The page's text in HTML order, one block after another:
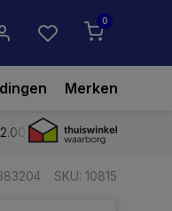
0
Merken
uur besteld,vandaag
SKU: 10815